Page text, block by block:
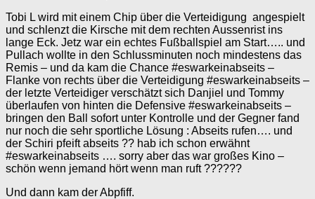
Tobi L wird mit einem Chip über die Verteidigung angespielt
und schlenzt die Kirsche mit dem rechten Aussenrist ins
lange Eck. Jetz war ein echtes Fußballspiel am Start….. und
Pullach wollte in den Schlussminuten noch mindestens das
Remis – und da kam die Chance #eswarkeinabseits –
Flanke von rechts über die Verteidigung #eswarkeinabseits –
der letzte Verteidiger verschätzt sich Danjiel und Tommy
überlaufen von hinten die Defensive #eswarkeinabseits –
bringen den Ball sofort unter Kontrolle und der Gegner fand
nur noch die sehr sportliche Lösung : Abseits rufen…. und
der Schiri pfeift abseits ?? hab ich schon erwähnt
#eswarkeinabseits …. sorry aber das war großes Kino –
schön wenn jemand hört wenn man ruft ??????
Und dann kam der Abpfiff.